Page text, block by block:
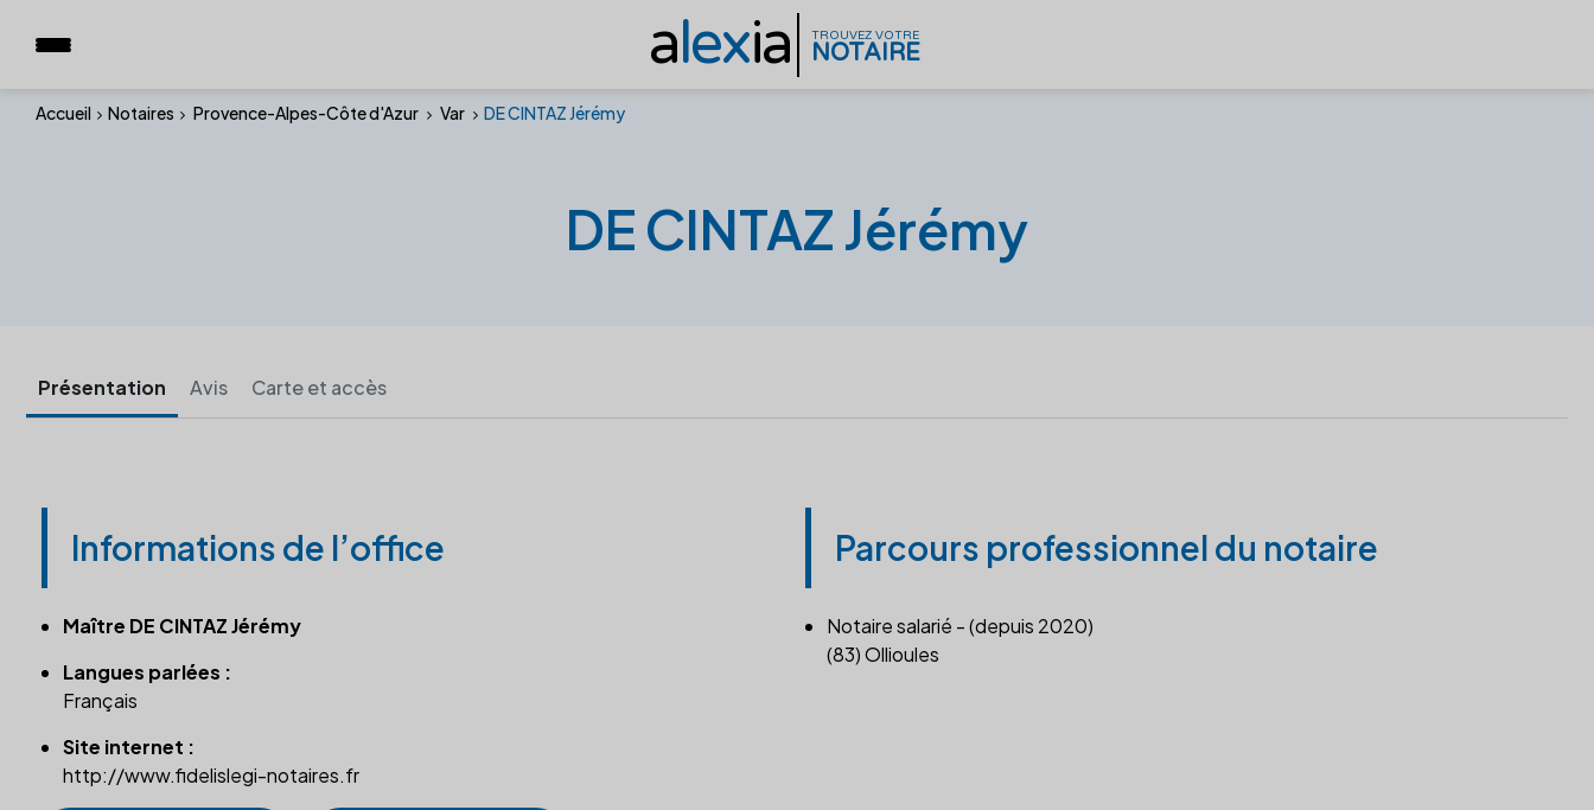
alexia TROUVEZ VOTRE
NOTAIRE
Accueil Notaires Provence-Alpes-Côte d'Azur Var DE CINTAZ Jérémy
DE CINTAZ Jérémy
Présentation Avis Carte et accès
Informations de l’office
Maître DE CINTAZ Jérémy
Langues parlées :
Français
Site internet :
http://www.fidelislegi-notaires.fr
Parcours professionnel du notaire
Notaire salarié - (depuis 2020)
(83) Ollioules